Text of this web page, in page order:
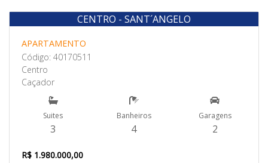
Venda
CENTRO - SANT´ANGELO
APARTAMENTO
Código: 40170511
Centro
Caçador
Suites
3
Banheiros
4
Garagens
2
R$ 1.980.000,00